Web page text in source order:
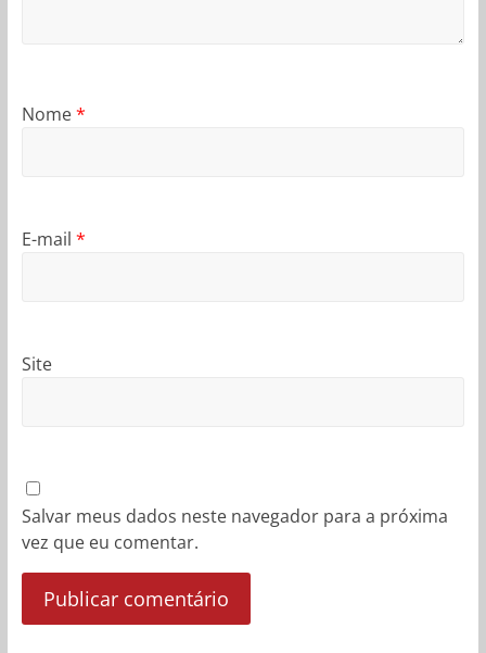
Nome*
E-mail *
Site
Salvar meus dados neste navegador para a próxima
vez que eu comentar.